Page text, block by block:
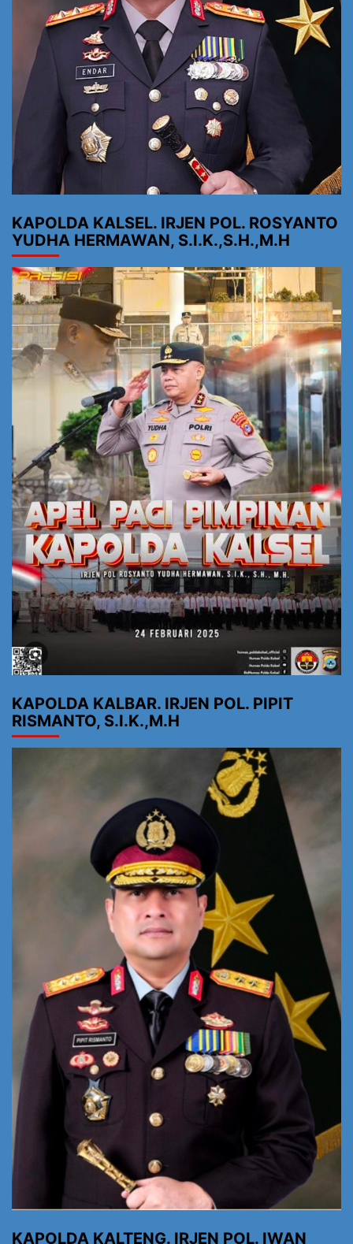
KAPOLDA KALSEL. IRJEN POL. ROSYANTO
YUDHA HERMAWAN, S.I.K.,S.H.,M.H
KAPOLDA KALBAR. IRJEN POL. PIPIT
RISMANTO, S.I.K.,M.H
KAPOLDA KALTENG. IRJEN POL. IWAN